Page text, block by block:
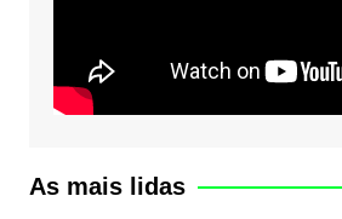
As mais lidas